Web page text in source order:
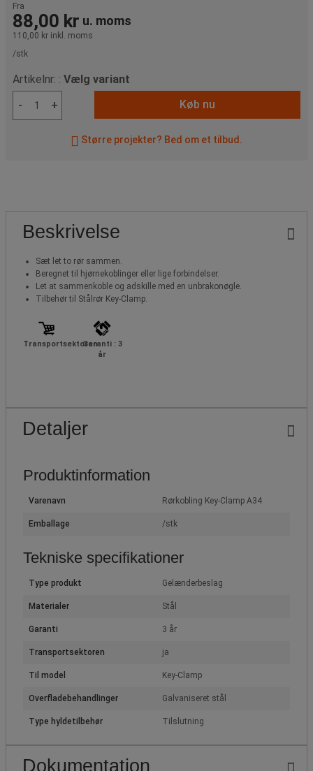
Fra
88,00 kr u. moms
110,00 kr inkl. moms
/stk
Artikelnr: : Vælg variant
-
+ Køb nu
Større projekter? Bed om et tilbud.
Beskrivelse
Sæt let to rør sammen.
Beregnet til hjørnekoblinger eller lige forbindelser.
Let at sammenkoble og adskille med en unbrakonøgle.
Tilbehør til Stålrør Key-Clamp.
TransportsektorenGaranti : 3
år
Detaljer
Produktinformation
Varenavn Rørkobling Key-Clamp A34
Emballage /stk
Tekniske specifikationer
Type produkt Gelænderbeslag
Materialer Stål
Garanti 3 år
Transportsektoren ja
Til model Key-Clamp
Overfladebehandlinger Galvaniseret stål
Type hyldetilbehør Tilslutning
Dokumentation